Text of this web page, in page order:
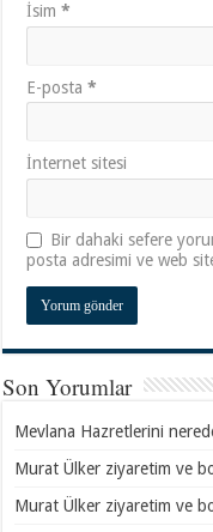
İsim*
E-posta*
İnternet sitesi
Bir dahaki sefere
posta adresimi ve web
Son Yorumlar
Mevlana Hazretlerini
Murat Ülker ziyaretim ve
Murat Ülker ziyaretim ve